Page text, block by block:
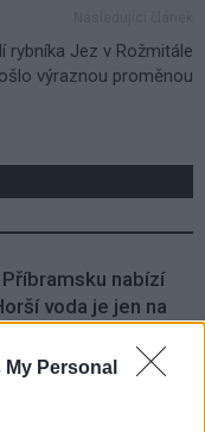
Personal
rybníka Jez v Rožmitále
výraznou proměnou
nabízí
voda je jen na